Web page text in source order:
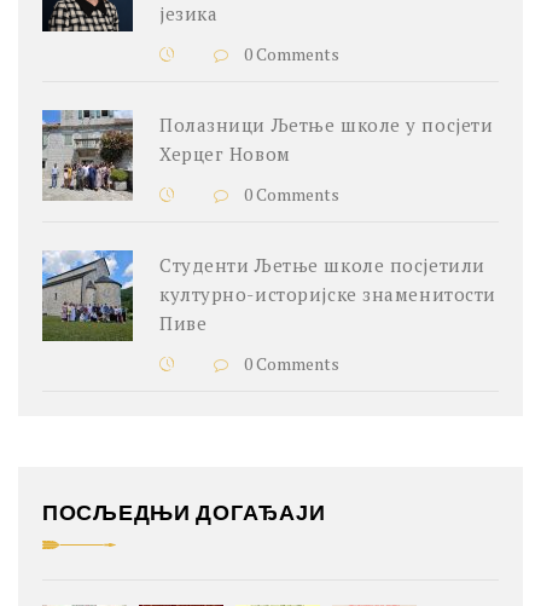
језика
0 Comments
Полазници Љетње школе у посјети
Херцег Новом
0 Comments
Студенти Љетње школе посјетили
културно-историјске знаменитости
Пиве
0 Comments
ПОСЉЕДЊИ ДОГАЂАЈИ